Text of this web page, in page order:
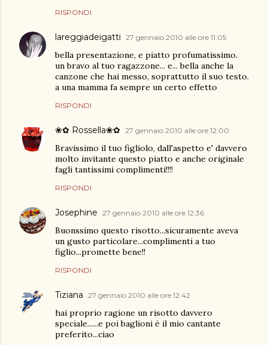
RISPONDI
lareggiadeigatti 27 gennaio 2010 alle ore 11:05
bella presentazione, e piatto profumatissimo.
un bravo al tuo ragazzone... e... bella anche la
canzone che hai messo, soprattutto il suo testo.
a una mamma fa sempre un certo effetto
RISPONDI
❀✿ Rossella❀✿ 27 gennaio 2010 alle ore 12:00
Bravissimo il tuo figliolo, dall'aspetto e' davvero
molto invitante questo piatto e anche originale
fagli tantissimi complimenti!!!!
RISPONDI
Josephine 27 gennaio 2010 alle ore 12:36
Buonssimo questo risotto...sicuramente aveva
un gusto particolare...complimenti a tuo
figlio...promette bene!!
RISPONDI
Tiziana 27 gennaio 2010 alle ore 12:42
hai proprio ragione un risotto davvero
speciale......e poi baglioni è il mio cantante
preferito...ciao